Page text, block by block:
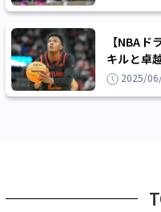
【NBA
キルと卓
トセンタ
2025/